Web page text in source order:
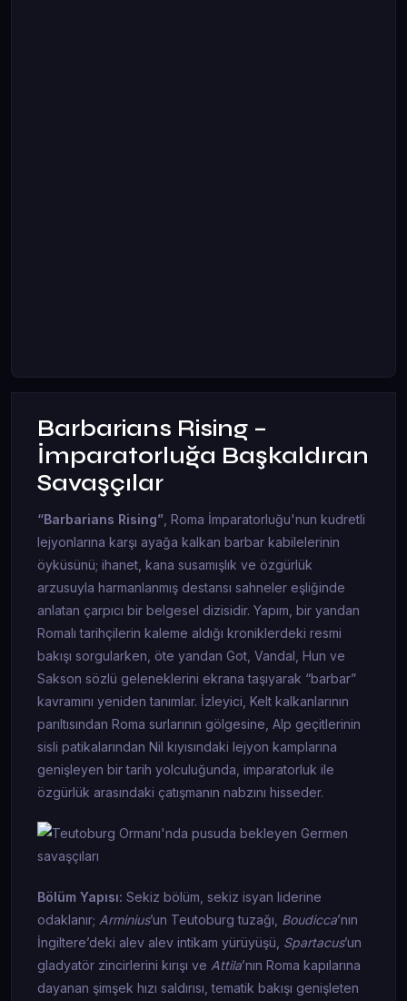
Barbarians Rising –
İmparatorluğa Başkaldıran
Savaşçılar
“Barbarians Rising” , Roma İmparatorluğu'nun kudretli
lejyonlarına karşı ayağa kalkan barbar kabilelerinin
öyküsünü; ihanet, kana susamışlık ve özgürlük
arzusuyla harmanlanmış destansı sahneler eşliğinde
anlatan çarpıcı bir belgesel dizisidir. Yapım, bir yandan
Romalı tarihçilerin kaleme aldığı kroniklerdeki resmi
bakışı sorgularken, öte yandan Got, Vandal, Hun ve
Sakson sözlü geleneklerini ekrana taşıyarak “barbar”
kavramını yeniden tanımlar. İzleyici, Kelt kalkanlarının
parıltısından Roma surlarının gölgesine, Alp geçitlerinin
sisli patikalarından Nil kıyısındaki lejyon kamplarına
genişleyen bir tarih yolculuğunda, imparatorluk ile
özgürlük arasındaki çatışmanın nabzını hisseder.
Bölüm Yapısı: Sekiz bölüm, sekiz isyan liderine
odaklanır; Arminius’un Teutoburg tuzağı, Boudicca’nın
İngiltere’deki alev alev intikam yürüyüşü, Spartacus’un
gladyatör zincirlerini kırışı ve Attila’nın Roma kapılarına
dayanan şimşek hızı saldırısı, tematik bakışı genişleten